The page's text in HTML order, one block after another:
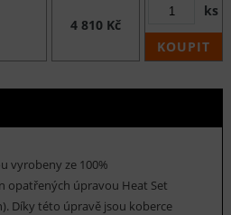
4 810 Kč
ks
KOUPIT
vyrobeny ze 100%
opatřených úpravou Heat Set
Díky této úpravě jsou koberce